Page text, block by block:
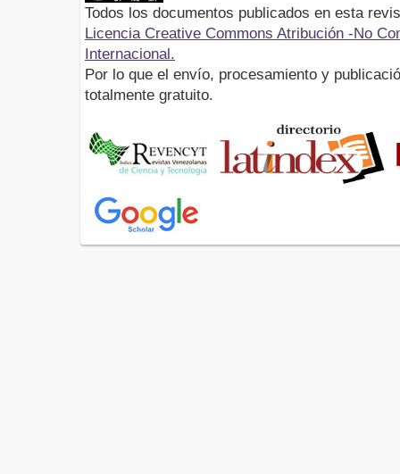
Todos los documentos publicados en esta
Licencia Creative Commons Atribución -No
Internacional.
Por lo que el envío, procesamiento y
totalmente gratuito.